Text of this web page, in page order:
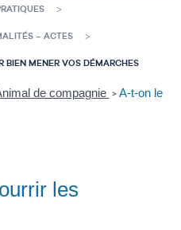
– ACTES
BIEN MENER VOS DÉMARCHES
de compagnie > A-t-on le
les